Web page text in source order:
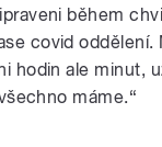
během
covid oddělení.
hodin ale minut,
máme.“